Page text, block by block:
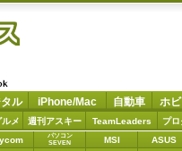
ル iPhone/Mac 自動車 ホ
メ 週刊アスキー TeamLeaders プ
パソコン
SEVEN
MSI ASUS